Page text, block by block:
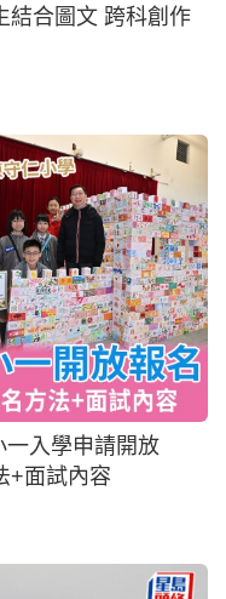
結合圖文 跨科創作
一入學申請開放
+面試內容